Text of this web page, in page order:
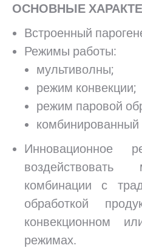
ОСНОВНЫЕ
Встроенный
Режимы работы:
мультиволны;
режим конвекции;
режим паровой
Инновационное
комбинации с
обработкой
конвекционном
режимах.